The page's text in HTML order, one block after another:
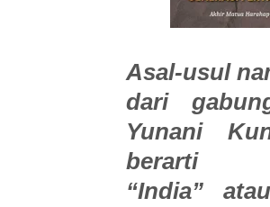
Asal-usul
dari
Yunani
berarti
“India”